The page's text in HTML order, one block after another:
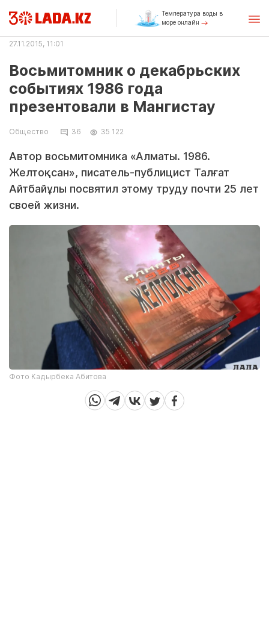
Температура воды в
море онлайн
27.11.2015, 11:01
Восьмитомник о декабрьских
событиях 1986 года
презентовали в Мангистау
Общество 36 35 122
Автор восьмитомника «Алматы. 1986.
Желтоқсан», писатель-публицист Талғат
Айтбайұлы посвятил этому труду почти 25 лет
своей жизни.
Фото Кадырбека Абитова